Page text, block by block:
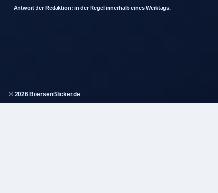
Antwort der Redaktion: in der Regel innerhalb eines Werktags.
© 2026 BoersenBlicker.de